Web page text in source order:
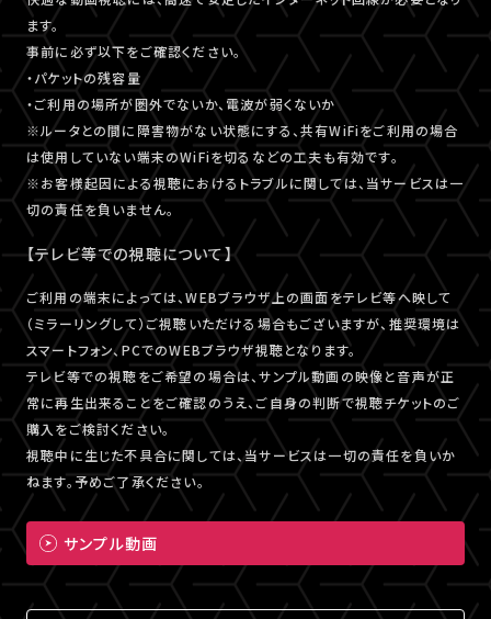
ます。
事前に必ず以下をご確認ください。
・パケットの残容量
・ご利用の場所が圏外でないか、電波が弱くないか
※ルータとの間に障害物がない状態にする、共有WiFiをご利用の場合
は使用していない端末のWiFiを切るなどの工夫も有効です。
※お客様起因による視聴におけるトラブルに関しては、当サービスは一
切の責任を負いません。
【テレビ等での視聴について】
ご利用の端末によっては、WEBブラウザ上の画面をテレビ等へ映して
（ミラーリングして）ご視聴いただける場合もございますが、推奨環境は
スマートフォン、PCでのWEBブラウザ視聴となります。
テレビ等での視聴をご希望の場合は、サンプル動画の映像と音声が正
常に再生出来ることをご確認のうえ、ご自身の判断で視聴チケットのご
購入をご検討ください。
視聴中に生じた不具合に関しては、当サービスは一切の責任を負いか
ねます。予めご了承ください。
サンプル動画